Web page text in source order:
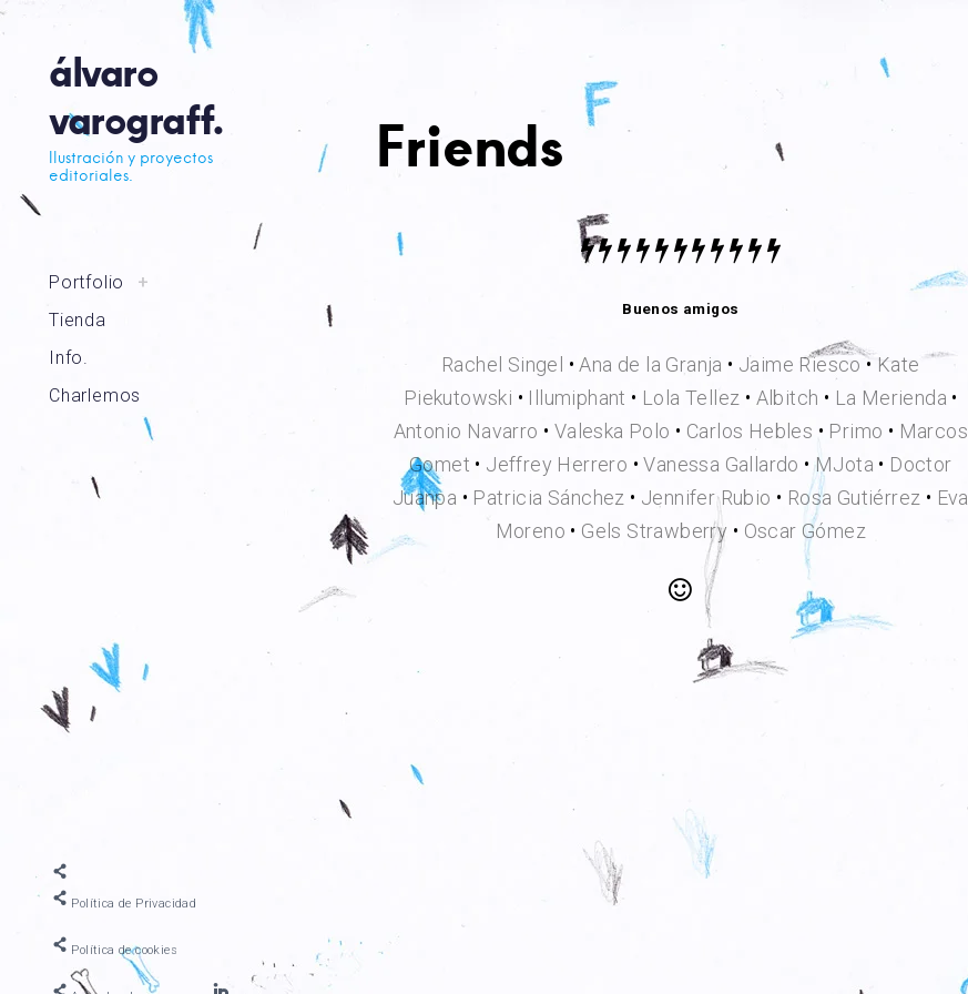
Skip
contentálvaro
varograff.
Ilustración y proyectos
editoriales.
Portfolio toggle
child
+
Tienda
Info.
Charlemos
Friends
Buenos amigos
Rachel Singel • Ana de la Granja • Jaime Riesco • Kate
Piekutowski • Illumiphant • Lola Tellez • Albitch • La Merienda •
Antonio Navarro • Valeska Polo • Carlos Hebles • Primo • Marcos
Gomet • Jeffrey Herrero •Vanessa Gallardo •MJota • Doctor
Juanpa • Patricia Sánchez • Jennifer Rubio • Rosa Gutiérrez • Eva
Moreno • Gels Strawberry • Oscar Gómez
Política de Privacidad
Política de cookies
Linkedin